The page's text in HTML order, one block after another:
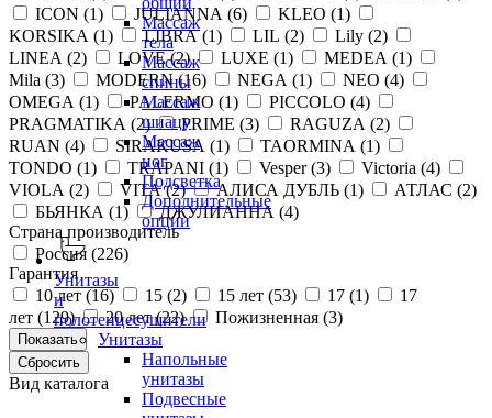
Массаж
тела
Массаж
спины
Массаж
шиацу
Массаж
ног
Подсветка
Дополнительные
опции
Унитазы
и
полотенцесушители
Унитазы
Напольные
унитазы
Подвесные
ICON (1) JULIANNA (6) KLEO (1)
KORSIKA (1) LIBRA (1) LIL (2) Lily (2)
LINEA (2) LOVE (2) LUXE (1) MEDEA (1)
Mila (3) MODERN (16) NEGA (1) NEO (4)
OMEGA (1) PALERMO (1) PICCOLO (4)
PRAGMATIKA (2) PRIME (3) RAGUZA (2)
RUAN (4) SIRAKUSA (1) TAORMINA (1)
TONDO (1) TRAPANI (1) Vesper (3) Victoria (4)
VIOLA (2) VITA (2) АЛИСА ДУБЛЬ (1) АТЛАС (2)
БЬЯНКА (1) ДЖУЛИАННА (4)
Страна производитель
Россия (226)
Гарантия
10 лет (16) 15 (2) 15 лет (53) 17 (1)
17
лет (129) 20 лет (22) Пожизненная (3)
Вид каталога